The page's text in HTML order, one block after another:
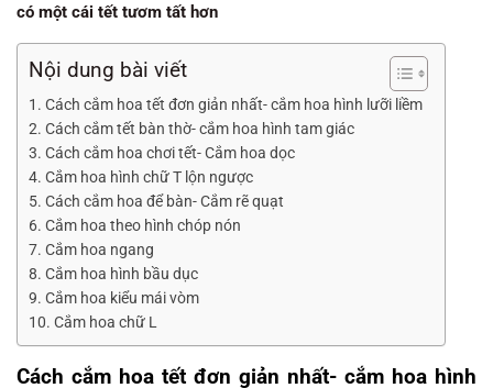
có một cái tết tươm tất hơn
Nội dung bài viết
Cách cắm hoa tết đơn giản nhất- cắm hoa hình lưỡi liềm
Cách cắm tết bàn thờ- cắm hoa hình tam giác
Cách cắm hoa chơi tết- Cắm hoa dọc
Cắm hoa hình chữ T lộn ngược
Cách cắm hoa để bàn- Cắm rẽ quạt
Cắm hoa theo hình chóp nón
Cắm hoa ngang
Cắm hoa hình bầu dục
Cắm hoa kiểu mái vòm
Cắm hoa chữ L
Cách cắm hoa tết đơn giản nhất- cắm hoa hình